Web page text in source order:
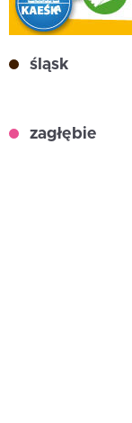
śląsk
zagłębie